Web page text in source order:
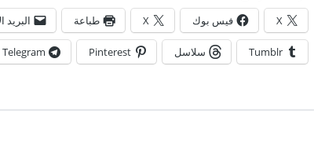
X فيس بوك X طباعة البريد
Tumblr سلاسل Pinterest
Telegram